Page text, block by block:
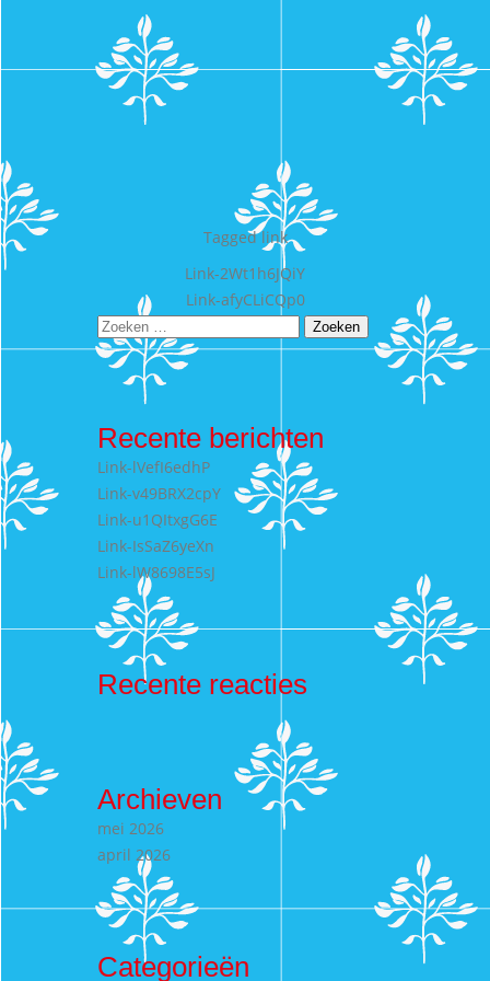
Taggedlink
navigatie
Link-2Wt1h6JQiY
Link-afyCLiCQp0
Zoeken
naar:
Recente berichten
Link-lVefI6edhP
Link-v49BRX2cpY
Link-u1QItxgG6E
Link-IsSaZ6yeXn
Link-lW8698E5sJ
Recente reacties
Archieven
mei 2026
april 2026
Categorieën